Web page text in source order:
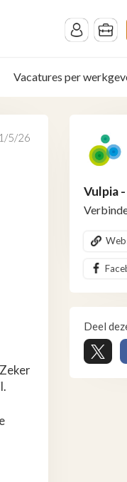
Vacatures per
5/26
Vulpia
Deel